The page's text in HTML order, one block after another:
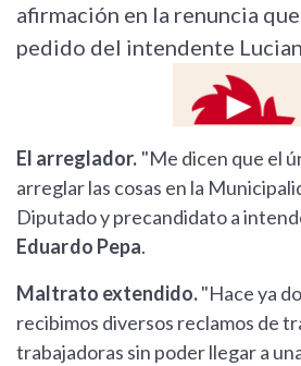
afirmación en la renuncia
pedido del intendente
El arreglador. "Me dicen que el
arreglar las cosas en la
Diputado y precandidato a
Eduardo Pepa.
Maltrato extendido."Hace ya
recibimos diversos reclamos de
trabajadoras sin poder llegar a